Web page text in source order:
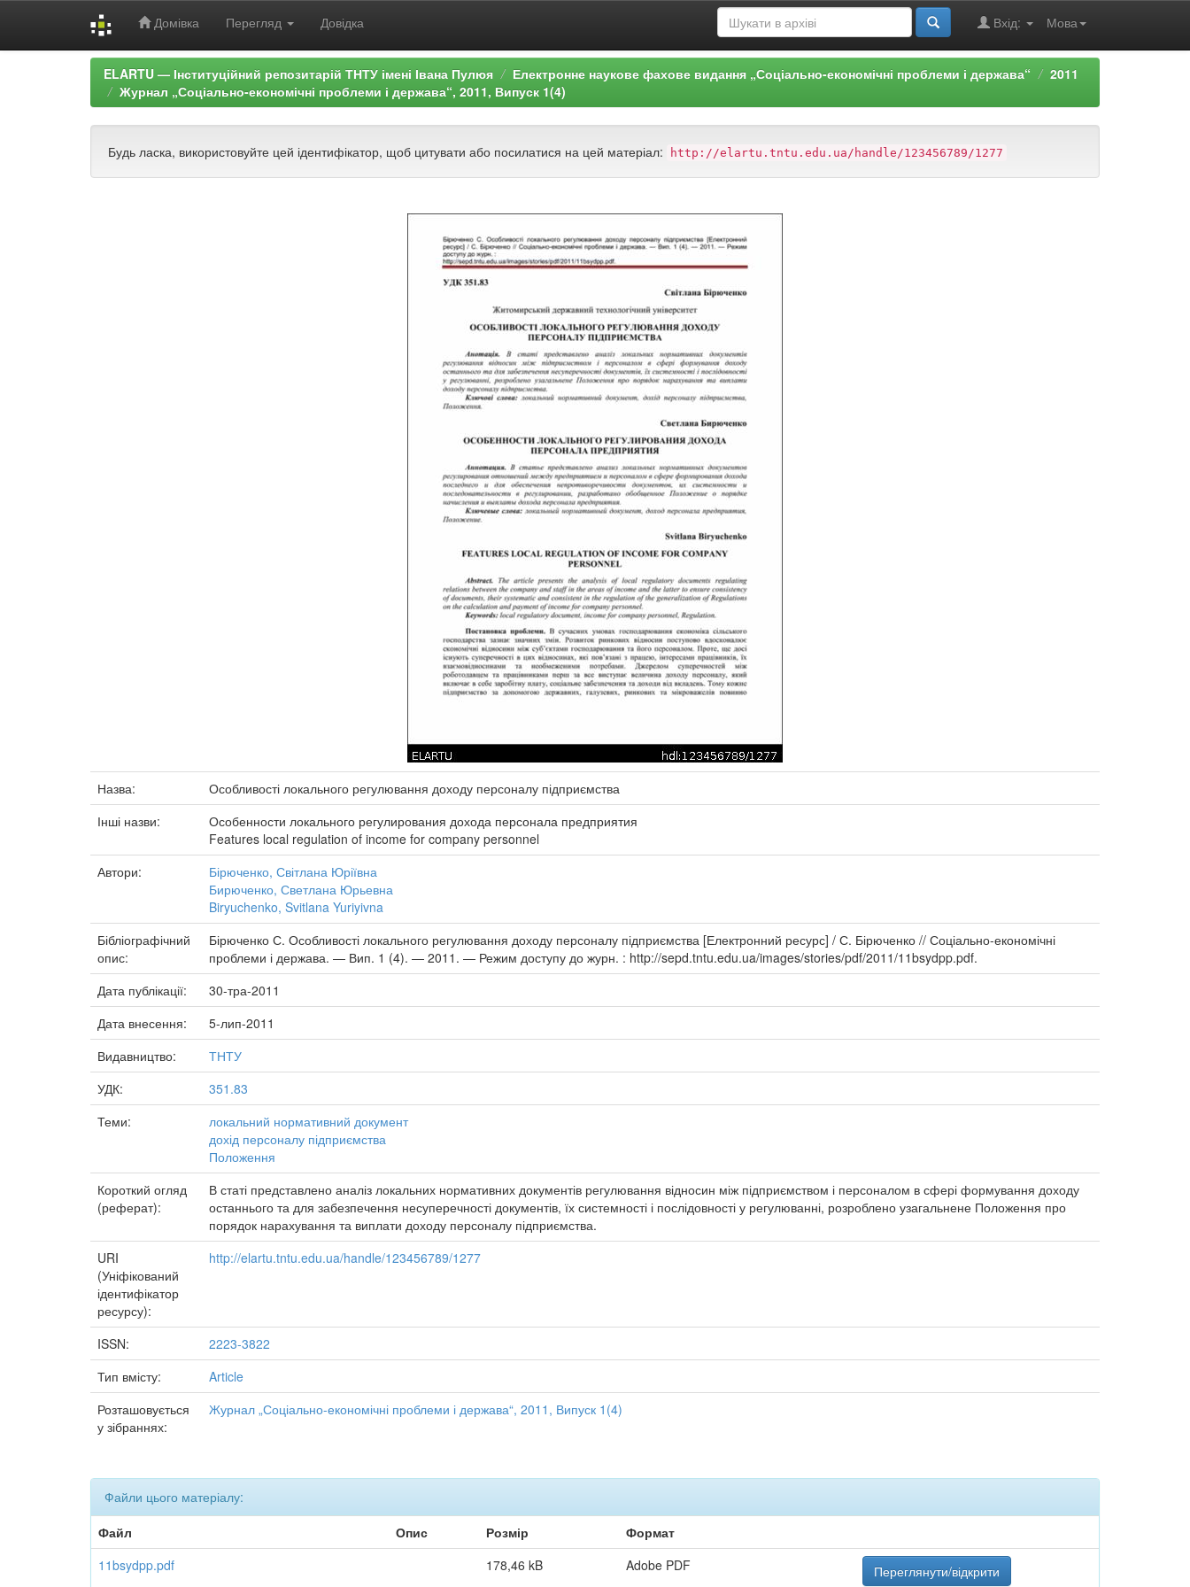
Домівка Перегляд Довідка Мова
Вхід:
ELARTU — Інституційний репозитарій ТНТУ імені Івана Пулюя Електронне наукове фахове видання „Соціально-економічні проблеми і держава“
2011
Журнал „Соціально-економічні проблеми і держава“, 2011, Випуск 1(4)
Будь ласка, використовуйте цей ідентифікатор, щоб цитувати або посилатися на цей матеріал: http://elartu.tntu.edu.ua/handle/123456789/1277
Назва:
Особливості локального регулювання доходу персоналу підприємства
Інші назви:
Особенности локального регулирования дохода персонала предприятия
Features local regulation of income for company personnel
Автори:
Бірюченко, Світлана Юріївна
Бирюченко, Светлана Юрьевна
Biryuchenko, Svitlana Yuriyivna
Бібліографічний
опис:
Бірюченко С. Особливості локального регулювання доходу персоналу підприємства [Електронний ресурс] / С. Бірюченко // Соціально-економічні
проблеми і держава. — Вип. 1 (4). — 2011. — Режим доступу до журн. : http://sepd.tntu.edu.ua/images/stories/pdf/2011/11bsydpp.pdf.
Дата публікації:
30-тра-2011
Дата внесення:
5-лип-2011
Видавництво:
ТНТУ
УДК:
351.83
Теми:
локальний нормативний документ
дохід персоналу підприємства
Положення
Короткий огляд
(реферат):
В статі представлено аналіз локальних нормативних документів регулювання відносин між підприємством і персоналом в сфері формування доходу
останнього та для забезпечення несуперечності документів, їх системності і послідовності у регулюванні, розроблено узагальнене Положення про
порядок нарахування та виплати доходу персоналу підприємства.
URI
(Уніфікований
ідентифікатор
ресурсу):
http://elartu.tntu.edu.ua/handle/123456789/1277
ISSN:
2223-3822
Тип вмісту:
Article
Розташовується
у зібраннях:
Журнал „Соціально-економічні проблеми і держава“, 2011, Випуск 1(4)
Файли цього матеріалу:
Файл
Опис Розмір
Формат
11bsydpp.pdf
178,46 kB Adobe PDF Переглянути/відкрити